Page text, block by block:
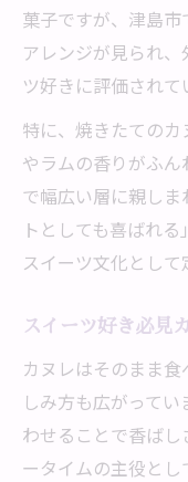
津島市で
す
こだわり
スイーツ
スイーツ好き
スイーツ
め案内
津島市で
カヌレ好
津島市で
話題
菓子ですが、津島
アレンジが見られ
ツ好きに評価されて
特に、焼きたての
やラムの香りがふ
で幅広い層に親し
トとしても喜ばれ
スイーツ文化として
スイーツ好き必見
カヌレはそのまま
しみ方も広がって
わせることで香ば
ータイムの主役とし